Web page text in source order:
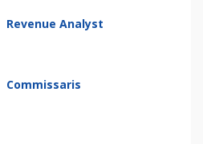
Revenue Analyst
Commissaris